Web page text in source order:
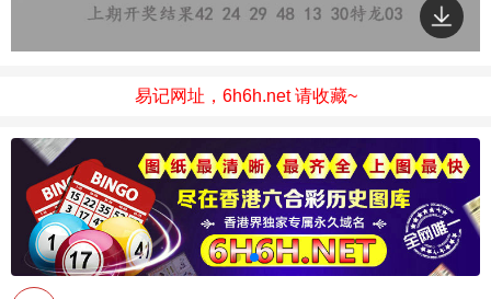
易记网址，6h6h.net 请收藏~